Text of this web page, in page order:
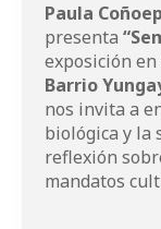
Paula
presenta
exposición
Barrio
nos invita a
biológica y
reflexión
mandatos